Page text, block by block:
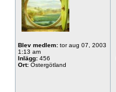
Blev medlem: tor aug 07, 2003
1:13 am
Inlägg: 456
Ort: Östergötland